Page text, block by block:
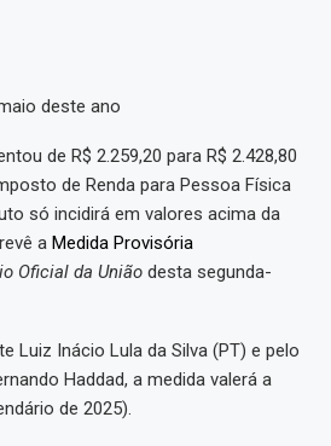
deste ano
de R$ 2.259,20 para R$ 2.428,80
de Renda para Pessoa Física
só incidirá em valores acima da
a Medida Provisória
Oficial da União desta segunda-
Luiz Inácio Lula da Silva (PT) e pelo
Haddad, a medida valerá a
de 2025).